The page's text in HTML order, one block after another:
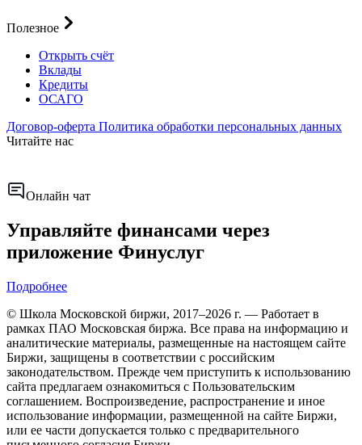
Полезное
Открыть счёт
Вклады
Кредиты
ОСАГО
Договор-оферта Политика обработки персональных данных
Читайте нас
Онлайн чат
Управляйте финансами через
приложение Финуслуг
Подробнее
© Школа Московской биржи, 2017–2026 г. — Работает в
рамках ПАО Московская биржа. Все права на информацию и
аналитические материалы, размещенные на настоящем сайте
Биржи, защищены в соответствии с российским
законодательством. Прежде чем приступить к использованию
сайта предлагаем ознакомиться с Пользовательским
соглашением. Воспроизведение, распространение и иное
использование информации, размещенной на сайте Биржи,
или ее части допускается только с предварительного